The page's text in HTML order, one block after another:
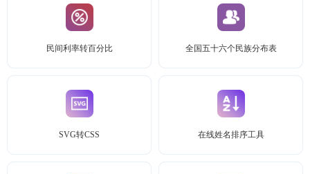
民间利率转百分比 全国五十六个民族分布表
SVG转CSS 在线姓名排序工具